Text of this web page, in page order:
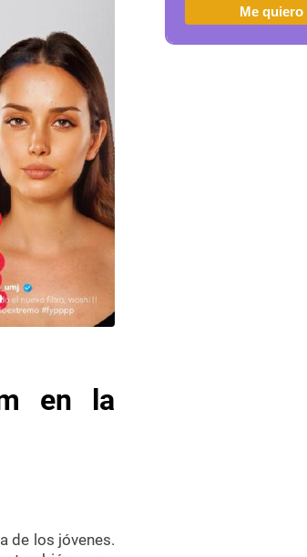
en la
de los jóvenes.
Me